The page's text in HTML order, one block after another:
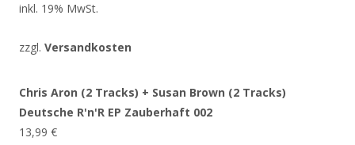
inkl. 19% MwSt.
zzgl. Versandkosten
Chris Aron (2 Tracks) + Susan Brown (2 Tracks)
Deutsche R'n'R EP Zauberhaft 002
13,99 €